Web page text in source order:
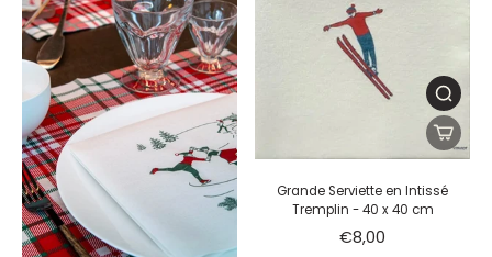
Grande Serviette en Intissé
Tremplin - 40 x 40 cm
€8,00